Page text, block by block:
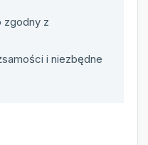
zgodny z
i niezbędne